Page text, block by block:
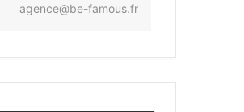
agence@be-famous.fr